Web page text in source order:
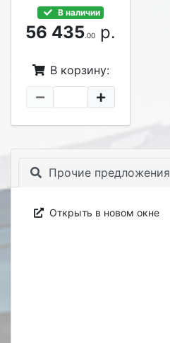
В наличии
56 435.00 р.
В корзину:
Прочие предложения
Открыть в новом окне